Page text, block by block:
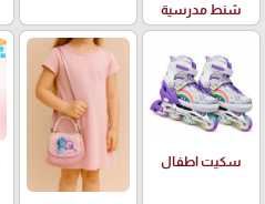
شنط مدرسية
سكيت اطفال